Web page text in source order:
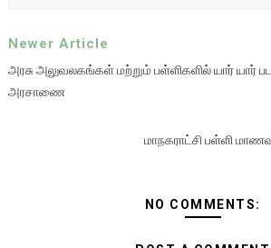
Newer Article
அரசு அலுவலகங்கள் மற்றும் பள்ளிகளில் யார்
அரசாணை
மாநகராட்சி பள்ளி
NO COMMENTS: